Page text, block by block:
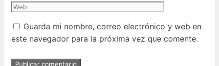
Guarda mi nombre, correo electrónico y web en
este navegador para la próxima vez que comente.